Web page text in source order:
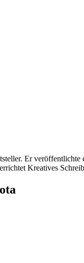
Er veröffentlichte
Kreatives